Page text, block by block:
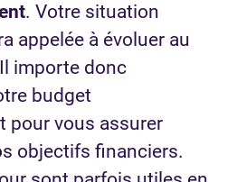
. Votre situation
appelée à évoluer au
importe donc
budget
pour vous assurer
objectifs financiers.